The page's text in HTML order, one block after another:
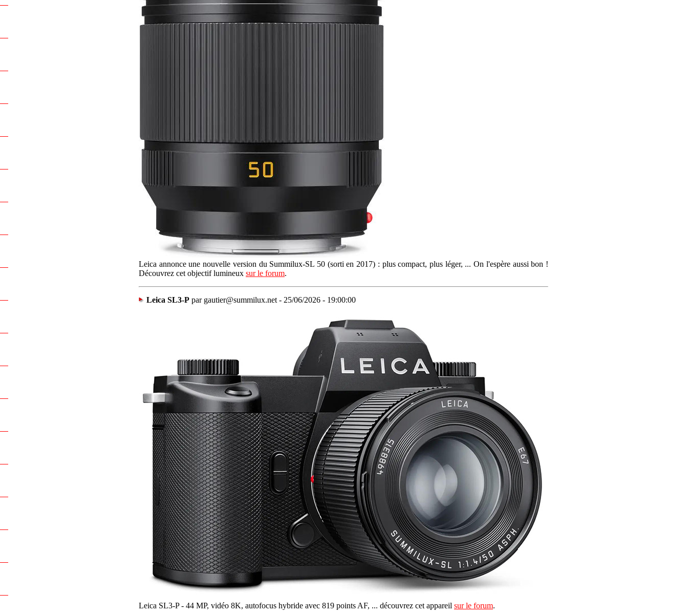
Leica annonce une nouvelle version du Summilux-SL 50 (sorti en 2017) : plus compact, plus léger, ... On l'espère aussi bon !
Découvrez cet objectif lumineux sur le forum.
Leica SL3-P par gautier@summilux.net - 25/06/2026 - 19:00:00
Leica SL3-P - 44 MP, vidéo 8K, autofocus hybride avec 819 points AF, ... découvrez cet appareil sur le forum.